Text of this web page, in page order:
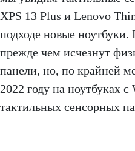
XPS 13 Plus и Lenovo
подходе новые ноутбуки.
прежде чем исчезнут
панели, но, по крайней
2022 году на ноутбуках
тактильных сенсорных